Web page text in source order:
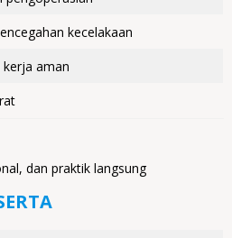
kecelakaan
aman
dan praktik langsung